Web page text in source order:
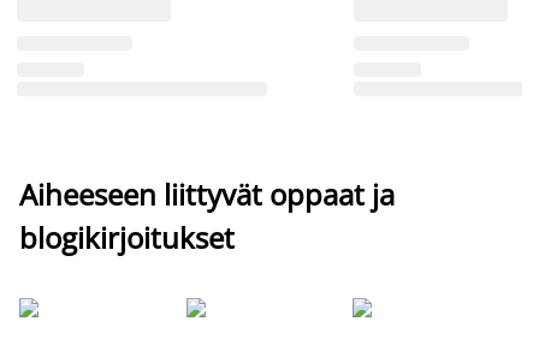
Aiheeseen liittyvät oppaat ja
blogikirjoitukset